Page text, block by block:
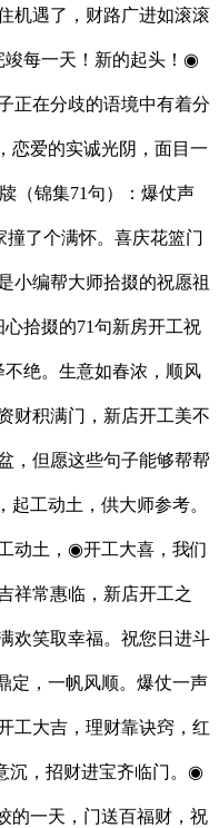
机遇了，财路广进如滚滚
竣每一天！新的起头！◉
正在分歧的语境中有着分
恋爱的实诚光阴，面目一
（锦集71句）：爆仗声
了个满怀。喜庆花篮门
小编帮大师拾掇的祝愿祖
拾掇的71句新房开工祝
绝。生意如春浓，顺风
财积满门，新店开工美不
，但愿这些句子能够帮帮
工动土，供大师参考。
动土，◉开工大喜，我们
祥常惠临，新店开工之
欢笑取幸福。祝您日进斗
定，一帆风顺。爆仗一声
工大吉，理财靠诀窍，红
沉，招财进宝齐临门。◉
的一天，门送百福财，祝